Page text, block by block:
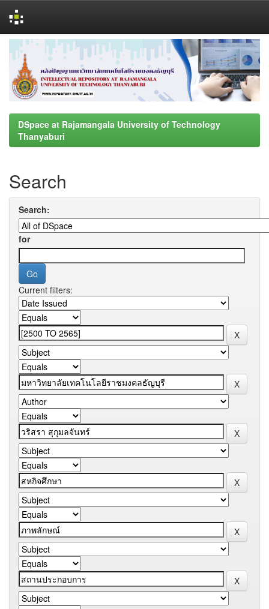
navigation
DSpace at Rajamangala University of Technology
Thanyaburi
Search
Search:
for
Current filters: